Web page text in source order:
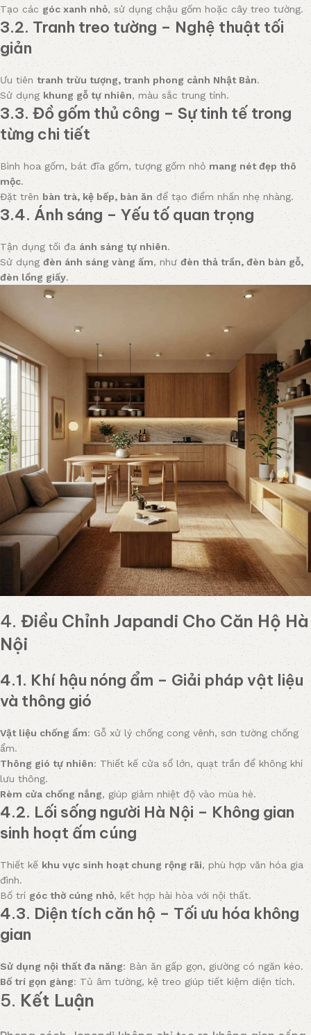
Tạo các góc xanh nhỏ, sử dụng chậu gốm hoặc cây treo tường.
3.2. Tranh treo tường – Nghệ thuật tối
giản
Ưu tiên tranh trừu tượng, tranh phong cảnh Nhật Bản.
Sử dụng khung gỗ tự nhiên, màu sắc trung tính.
3.3. Đồ gốm thủ công – Sự tinh tế trong
từng chi tiết
Bình hoa gốm, bát đĩa gốm, tượng gốm nhỏ mang nét đẹp thô
mộc.
Đặt trênbàn trà, kệ bếp, bàn ănđể tạo điểm nhấn nhẹ nhàng.
3.4. Ánh sáng – Yếu tố quan trọng
Tận dụng tối đaánh sáng tự nhiên.
Sử dụngđèn ánh sáng vàng ấm, như đèn thả trần, đèn bàn gỗ,
đèn lồng giấy.
4.Điều Chỉnh Japandi Cho Căn Hộ Hà
Nội
4.1. Khí hậu nóng ẩm – Giải pháp vật liệu
và thông gió
Vật liệu chống ẩm: Gỗ xử lý chống cong vênh, sơn tường chống
ẩm.
Thông gió tự nhiên: Thiết kế cửa sổ lớn, quạt trần để không khí
lưu thông.
Rèm cửa chống nắng, giúp giảm nhiệt độ vào mùa hè.
4.2. Lối sống người Hà Nội – Không gian
sinh hoạt ấm cúng
Thiết kế khu vực sinh hoạt chung rộng rãi, phù hợp văn hóa gia
đình.
Bố trí góc thờ cúng nhỏ, kết hợp hài hòa với nội thất.
4.3. Diện tích căn hộ – Tối ưu hóa không
gian
Sử dụng nội thất đa năng: Bàn ăn gấp gọn, giường có ngăn kéo.
Bố trí gọn gàng: Tủ âm tường, kệ treo giúp tiết kiệm diện tích.
5.Kết Luận